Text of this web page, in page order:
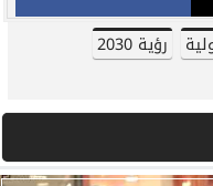
رؤية 2030